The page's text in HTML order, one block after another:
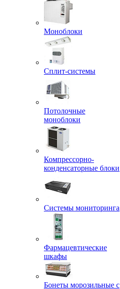
Моноблоки
Сплит-системы
Потолочные
моноблоки
Компрессорно-
конденсаторные блоки
Системы мониторинга
Фармацевтические
шкафы
Бонеты морозильные с